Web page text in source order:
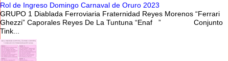
Rol de Ingreso Domingo Carnaval de Oruro 2023
GRUPO 1 Diablada Ferroviaria Fraternidad Reyes Morenos “Ferrari
Ghezzi” Caporales Reyes De La Tuntuna “Enaf ” Conjunto
Tink...